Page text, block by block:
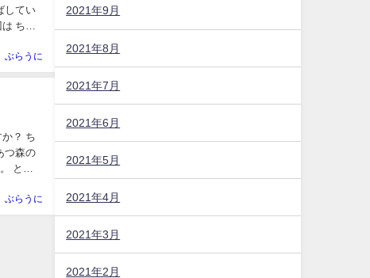
ぶらうに
ぶらうに
2021年9月
2021年8月
2021年7月
2021年6月
2021年5月
2021年4月
2021年3月
2021年2月